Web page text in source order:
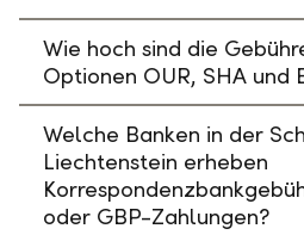
Wie hoch sind die
Optionen OUR, SHA und
Welche Banken in der
Liechtenstein erheben
oder GBP-Zahlungen?